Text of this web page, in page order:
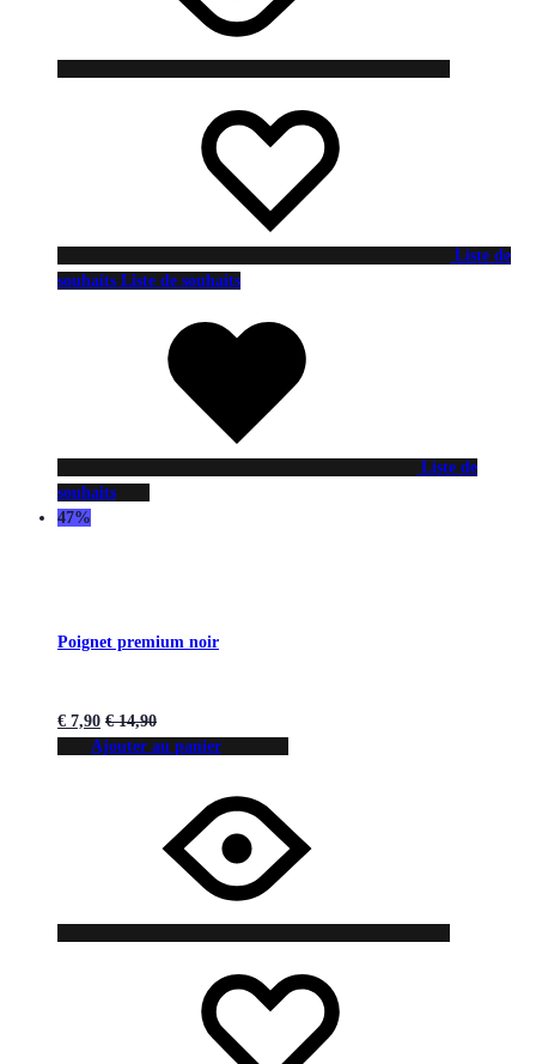
Liste de
souhaits Liste de souhaits
Liste de
souhaits
47%
Poignet premium noir
€ 7,90 €14,90
Ajouter au panier